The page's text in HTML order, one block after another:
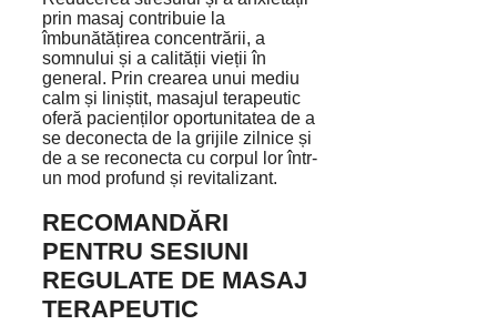
prin masaj contribuie la
îmbunătățirea concentrării, a
somnului și a calității vieții în
general. Prin crearea unui mediu
calm și liniștit, masajul terapeutic
oferă pacienților oportunitatea de a
se deconecta de la grijile zilnice și
de a se reconecta cu corpul lor într-
un mod profund și revitalizant.
RECOMANDĂRI
PENTRU SESIUNI
REGULATE DE MASAJ
TERAPEUTIC